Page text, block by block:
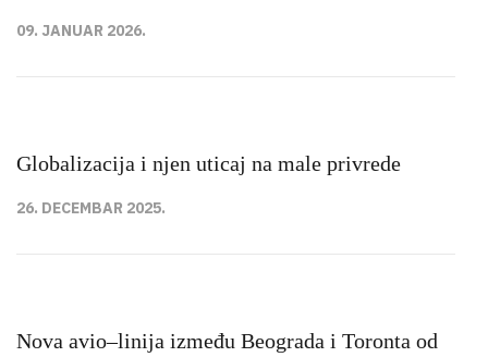
09. JANUAR 2026.
Globalizacija i njen uticaj na male privrede
26. DECEMBAR 2025.
Nova avio–linija između Beograda i Toronta od